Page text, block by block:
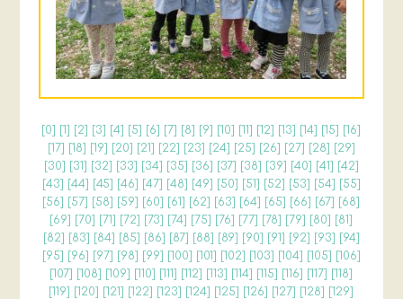
[0] [1] [2] [3] [4] [5] [6] [7] [8] [9] [10] [11] [12] [13] [14] [15] [16]
[17] [18] [19] [20] [21] [22] [23] [24] [25] [26] [27] [28] [29]
[30] [31] [32] [33] [34] [35] [36] [37] [38] [39] [40] [41] [42]
[43] [44] [45] [46] [47] [48] [49] [50] [51] [52] [53] [54] [55]
[56] [57] [58] [59] [60] [61] [62] [63] [64] [65] [66] [67] [68]
[69] [70] [71] [72] [73] [74] [75] [76] [77] [78] [79] [80] [81]
[82] [83] [84] [85] [86] [87] [88] [89] [90] [91] [92] [93] [94]
[95] [96] [97] [98] [99] [100] [101] [102] [103] [104] [105] [106]
[107] [108] [109] [110] [111] [112] [113] [114] [115] [116] [117] [118]
[119] [120] [121] [122] [123] [124] [125] [126] [127] [128] [129]